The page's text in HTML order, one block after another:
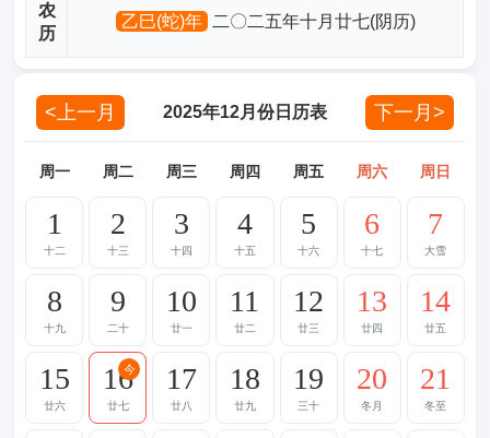
农
历
乙巳(蛇)年 二〇二五年十月廿七(阴历)
<上一月 2025年12月份日历表 下一月>
周一 周二 周三 周四 周五 周六 周日
1
十二
2
十三
3
十四
4
十五
5
十六
6
十七
7
大雪
8
十九
9
二十
10
廿一
11
廿二
12
廿三
13
廿四
14
廿五
15
廿六
16
廿七
今 17
廿八
18
廿九
19
三十
20
冬月
21
冬至